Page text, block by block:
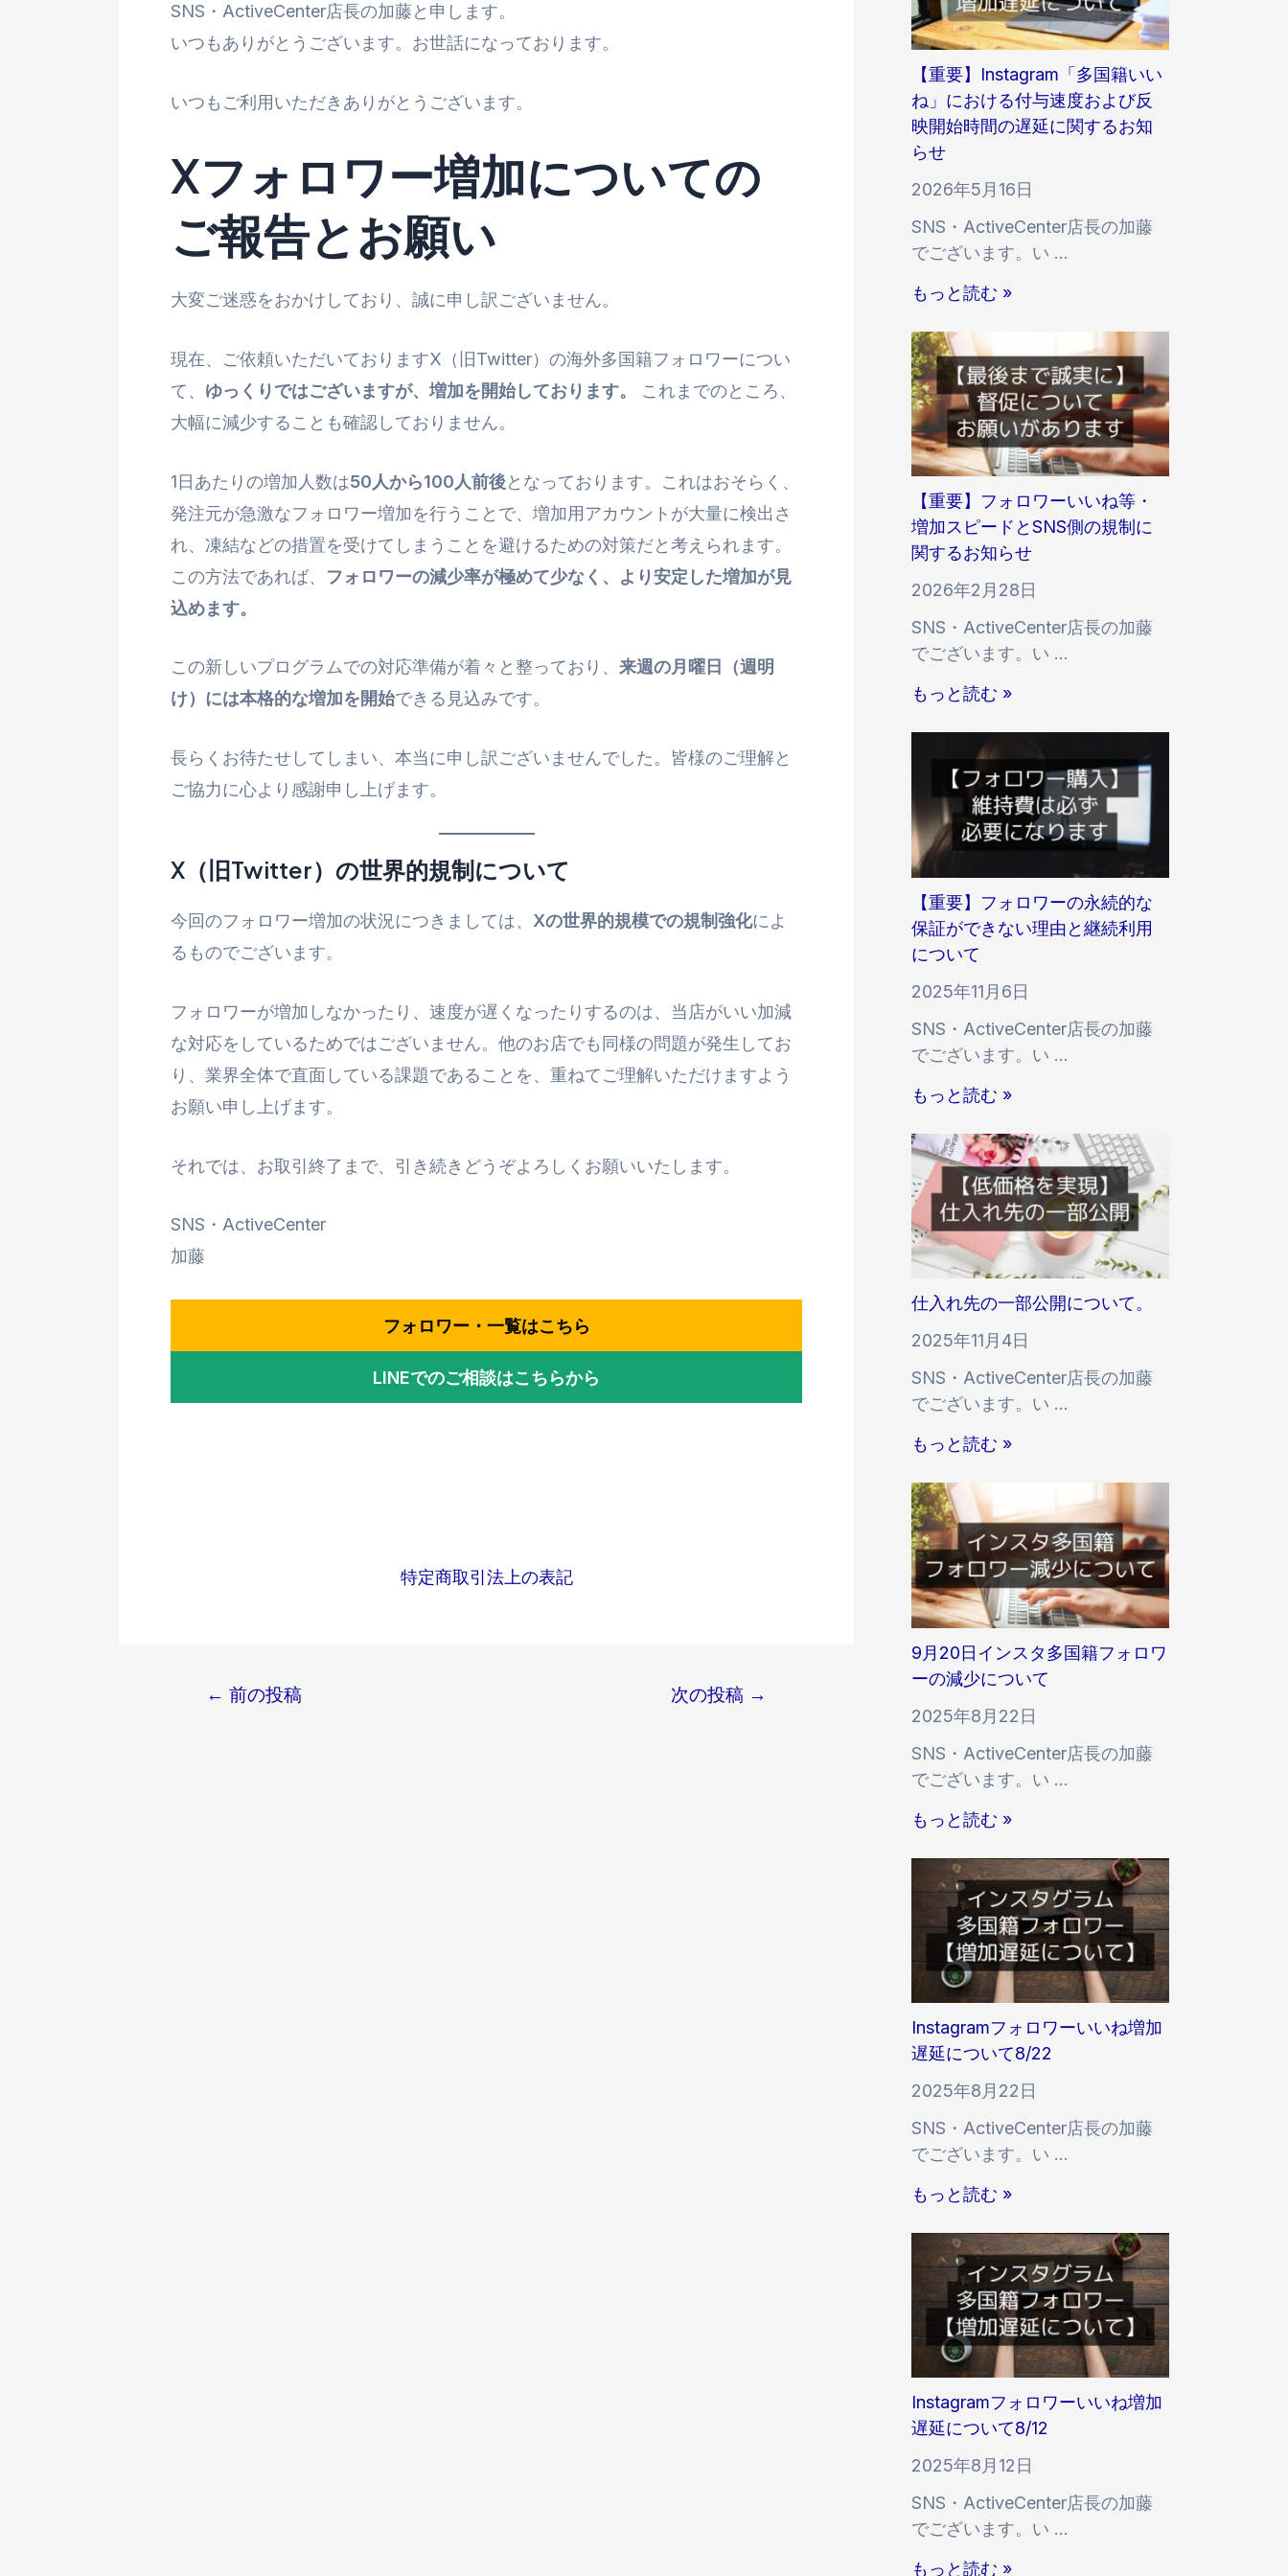
SNS・ActiveCenter店長の加藤と申します。
いつもありがとうございます。お世話になっております。
いつもご利用いただきありがとうございます。
Xフォロワー増加についての
ご報告とお願い
大変ご迷惑をおかけしており、誠に申し訳ございません。
現在、ご依頼いただいておりますX（旧Twitter）の海外多国籍フォロワーについ
て、 ゆっくりではございますが、増加を開始しております。
これまでのところ、
大幅に減少することも確認しておりません。
1日あたりの増加人数は50人から100人前後となっております。これはおそらく、
発注元が急激なフォロワー増加を行うことで、増加用アカウントが大量に検出さ
れ、凍結などの措置を受けてしまうことを避けるための対策だと考えられます。
この方法であれば、 フォロワーの減少率が極めて少なく、より安定した増加が見
込めます。
この新しいプログラムでの対応準備が着々と整っており、 来週の月曜日（週明
け）には本格的な増加を開始できる見込みです。
長らくお待たせしてしまい、本当に申し訳ございませんでした。皆様のご理解と
ご協力に心より感謝申し上げます。
X（旧Twitter）の世界的規制について
今回のフォロワー増加の状況につきましては、 Xの世界的規模での規制強化によ
るものでございます。
フォロワーが増加しなかったり、速度が遅くなったりするのは、当店がいい加減
な対応をしているためではございません。他のお店でも同様の問題が発生してお
り、業界全体で直面している課題であることを、重ねてご理解いただけますよう
お願い申し上げます。
それでは、お取引終了まで、引き続きどうぞよろしくお願いいたします。
SNS・ActiveCenter
加藤
フォロワー・一覧はこちら
LINEでのご相談はこちらから
特定商取引法上の表記
← 前の投稿 次の投稿 →
k
T
k
サ
ー
ス
に
お
る
付
与
速
度
・
反
開
始
時
間
延
に
知
ら
せ
【重要】Instagram「多国籍いい
ね」における付与速度および反
映開始時間の遅延に関するお知
らせ
2026年5月16日
SNS・ActiveCenter店長の加藤
でございます。い …
【
要
】
I
n
s
t
g
r
m
「
多
籍
い
」
に
お
る
付
与
速
よ
び
映
開
始
時
間
遅
に
関
す
お
知
ら
せ
もっと読む »
【重要】フォロワーいいね等・
増加スピードとSNS側の規制に
関するお知らせ
2026年2月28日
SNS・ActiveCenter店長の加藤
でございます。い …
【
ォ
ロ
ワ
ー
い
い
等
・
増
ス
ピ
ー
ド
と
S
N
側
の
に
関
る
お
知
ら
せ
もっと読む »
【重要】フォロワーの永続的な
保証ができない理由と継続利用
について
2025年11月6日
SNS・ActiveCenter店長の加藤
でございます。い …
【
要
】
フ
ォ
ロ
ー
永
続
的
保
証
が
で
き
な
い
由
継
利
用
に
て
もっと読む »
仕入れ先の一部公開について。
2025年11月4日
SNS・ActiveCenter店長の加藤
でございます。い …
仕
れ
先
の
一
部
公
開
に
い
て
。
もっと読む »
9月20日インスタ多国籍フォロワ
ーの減少について
2025年8月22日
SNS・ActiveCenter店長の加藤
でございます。い …
9
日
ン
ス
タ
多
籍
フ
ォ
ワ
ー
少
に
つ
て
もっと読む »
Instagramフォロワーいいね増加
遅延について8/22
2025年8月22日
SNS・ActiveCenter店長の加藤
でございます。い …
I
a
a
m
フ
ロ
ワ
ー
もっと読む »
Instagramフォロワーいいね増加
遅延について8/12
2025年8月12日
SNS・ActiveCenter店長の加藤
でございます。い …
Iもっと読む »